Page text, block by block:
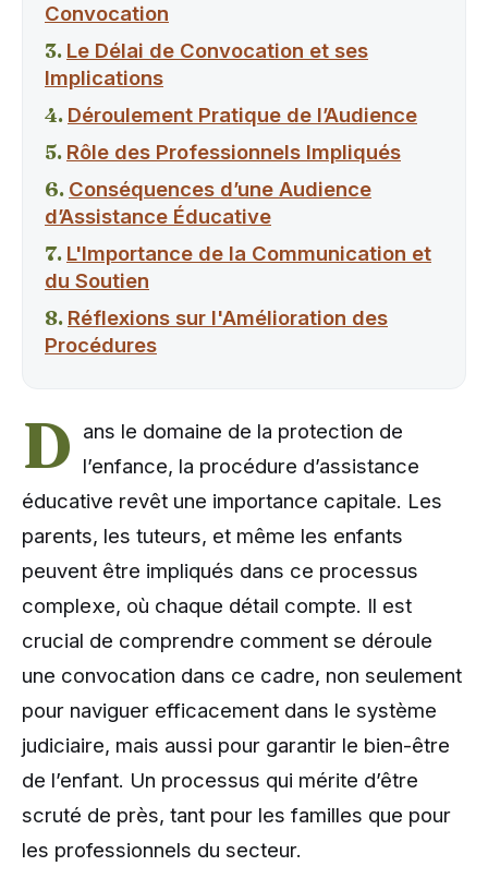
Convocation
Le Délai de Convocation et ses
Implications
Déroulement Pratique de l’Audience
Rôle des Professionnels Impliqués
Conséquences d’une Audience
d’Assistance Éducative
L'Importance de la Communication et
du Soutien
Réflexions sur l'Amélioration des
Procédures
D ans le domaine de la protection de
l’enfance, la procédure d’assistance
éducative revêt une importance capitale. Les
parents, les tuteurs, et même les enfants
peuvent être impliqués dans ce processus
complexe, où chaque détail compte. Il est
crucial de comprendre comment se déroule
une convocation dans ce cadre, non seulement
pour naviguer efficacement dans le système
judiciaire, mais aussi pour garantir le bien-être
de l’enfant. Un processus qui mérite d’être
scruté de près, tant pour les familles que pour
les professionnels du secteur.